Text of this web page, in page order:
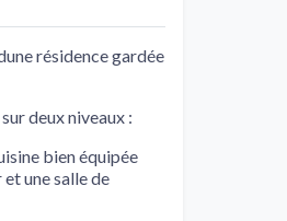
résidence gardée
deux niveaux :
bien équipée
une salle de